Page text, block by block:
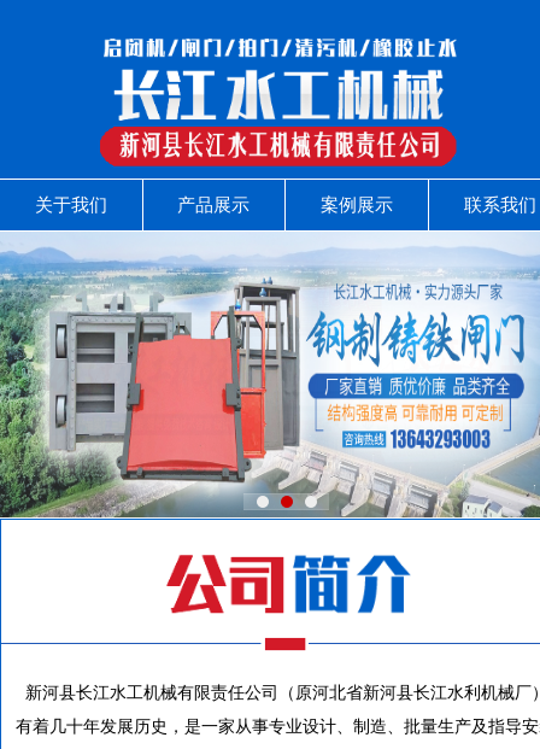
关于我们 产品展示 案例展示 联系我们
新河县长江水工机械有限责任公司（原河北省新河县长江水利机械厂
有着几十年发展历史，是一家从事专业设计、制造、批量生产及指导